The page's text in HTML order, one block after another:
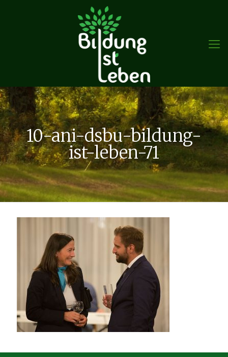
10-ani-dsbu-bildung-
ist-leben-71